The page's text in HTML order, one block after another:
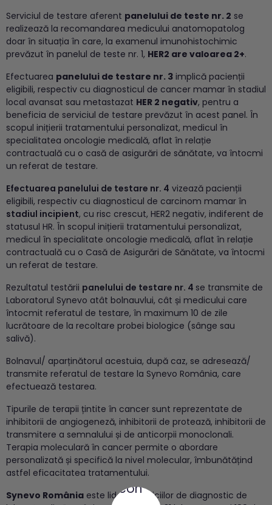
Serviciul de testare aferent panelului de teste nr. 2 se
realizează la recomandarea medicului anatomopatolog
doar în situația în care, la examenul imunohistochimic
prevăzut în panelul de teste nr. 1, HER2 are valoarea 2+.
Efectuarea panelului de testare nr. 3 implică pacienții
eligibili, respectiv cu diagnosticul de cancer mamar în stadiul
local avansat sau metastazat HER 2 negativ, pentru a
beneficia de serviciul de testare prevăzut în acest panel. În
scopul inițierii tratamentului personalizat, medicul în
specialitatea oncologie medicală, aflat în relație
contractuală cu o casă de asigurări de sănătate, va întocmi
un referat de testare.
Efectuarea panelului de testare nr. 4 vizează pacienții
eligibili, respectiv cu diagnosticul de carcinom mamar în
stadiul incipient, cu risc crescut, HER2 negativ, indiferent de
statusul HR. În scopul inițierii tratamentului personalizat,
medicul în specialitate oncologie medicală, aflat în relație
contractuală cu o Casă de Asigurări de Sănătate, va întocmi
un referat de testare.
Rezultatul testării panelului de testare nr. 4 se transmite de
Laboratorul Synevo atât bolnauvlui, cât și medicului care
întocmit referatul de testare, în maximum 10 de zile
lucrătoare de la recoltare probei biologice (sânge sau
salivă).
Bolnavul/ aparținătorul acestuia, după caz, se adresează/
transmite referatul de testare la Synevo România, care
efectuează testarea.
Tipurile de terapii țintite în cancer sunt reprezentate de
inhibitorii de angiogeneză, inhibitorii de protează, inhibitorii de
transmitere a semnalului și de anticorpii monoclonali.
Terapia moleculară în cancer permite o abordare
personalizată și specifică la nivel molecular, îmbunătățind
astfel eficacitatea tratamentului.
Synevo România este liderul serviciilor de diagnostic de